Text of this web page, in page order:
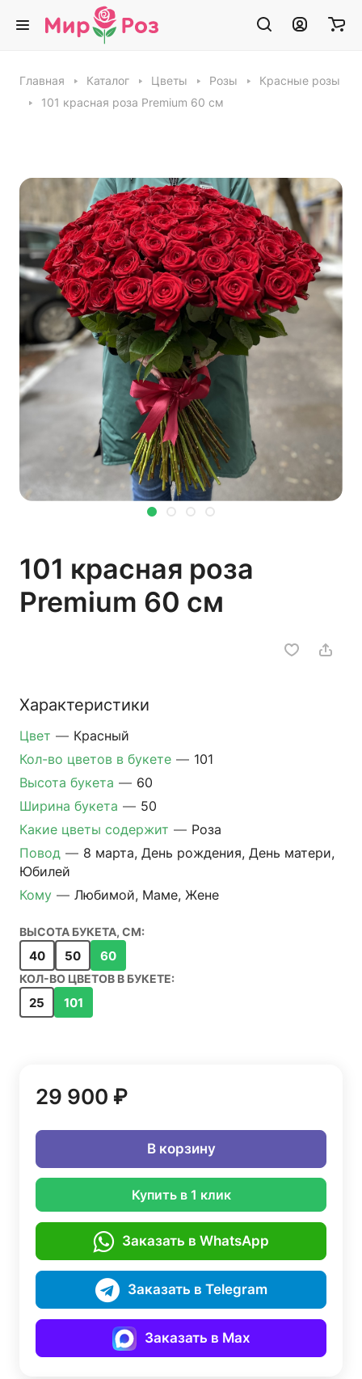
Главная Каталог Цветы Розы
Красные розы
101 красная роза Premium 60 см
101 красная роза
Premium 60 см
Характеристики
Цвет — Красный
Кол-во цветов в букете — 101
Высота букета — 60
Ширина букета — 50
Какие цветы содержит — Роза
Повод — 8 марта, День рождения, День матери,
Юбилей
Кому — Любимой, Маме, Жене
ВЫСОТА БУКЕТА, СМ:
40 50 60
КОЛ-ВО ЦВЕТОВ В БУКЕТЕ:
25 101
29 900 ₽
В корзину
Купить в 1 клик
Заказать в WhatsApp
Заказать в Telegram
Заказать в Max